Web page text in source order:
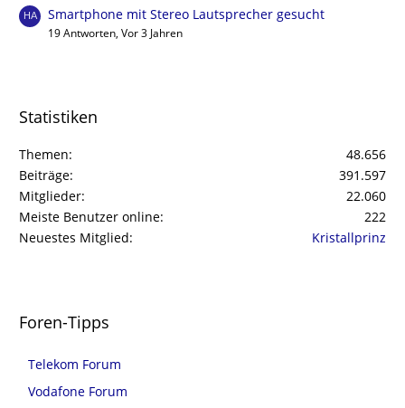
Smartphone mit Stereo Lautsprecher gesucht
19 Antworten, Vor 3 Jahren
Statistiken
Themen
48.656
Beiträge
391.597
Mitglieder
22.060
Meiste Benutzer online
222
Neuestes Mitglied
Kristallprinz
Foren-Tipps
Telekom Forum
Vodafone Forum